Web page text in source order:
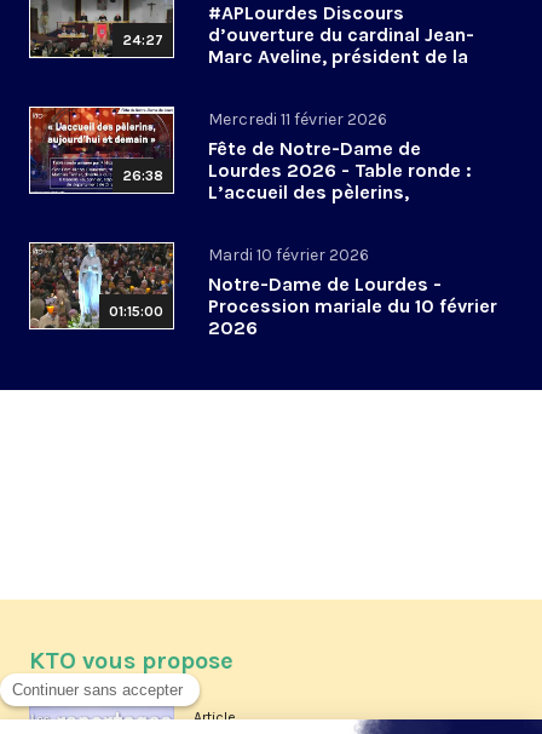
24:27
#APLourdes Discours
d’ouverture du cardinal Jean-
Marc Aveline, président de la
26:38
Mercredi 11 février 2026
Fête de Notre-Dame de
Lourdes 2026 - Table ronde :
L’accueil des pèlerins,
01:15:00
Mardi 10 février 2026
Notre-Dame de Lourdes -
Procession mariale du 10 février
2026
KTO vous propose
Article